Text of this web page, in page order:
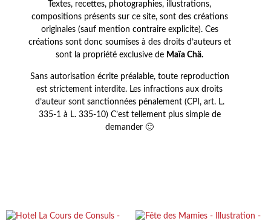
Textes, recettes, photographies, illustrations,
compositions présents sur ce site, sont des créations
originales (sauf mention contraire explicite). Ces
créations sont donc soumises à des droits d’auteurs et
sont la propriété exclusive de Maïa Chä.
Sans autorisation écrite préalable, toute reproduction
est strictement interdite. Les infractions aux droits
d’auteur sont sanctionnées pénalement (CPI, art. L.
335-1 à L. 335-10) C’est tellement plus simple de
demander 🙂